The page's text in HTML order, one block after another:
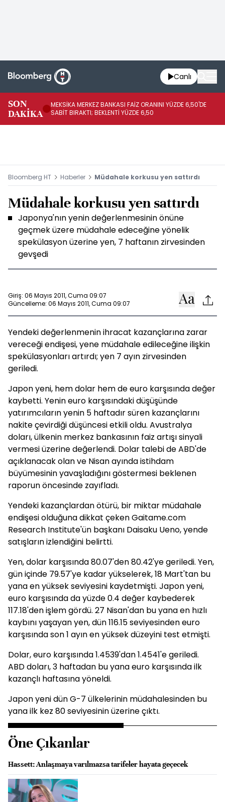
Canlı
SON
DAKİKA
MEKSİKA MERKEZ BANKASI FAİZ ORANINI YÜZDE 6,50'DE
SABİT BIRAKTI; BEKLENTİ YÜZDE 6,50
Bloomberg HT Haberler Müdahale korkusu yen sattırdı
Müdahale korkusu yen sattırdı
Japonya'nın yenin değerlenmesinin önüne
geçmek üzere müdahale edeceğine yönelik
spekülasyon üzerine yen, 7 haftanın zirvesinden
gevşedi
Giriş: 06 Mayıs 2011, Cuma 09:07
Güncelleme: 06 Mayıs 2011, Cuma 09:07
Yendeki değerlenmenin ihracat kazançlarına zarar
vereceği endişesi, yene müdahale edileceğine ilişkin
spekülasyonları artırdı; yen 7 ayın zirvesinden
geriledi.
Japon yeni, hem dolar hem de euro karşısında değer
kaybetti. Yenin euro karşısındaki düşüşünde
yatırımcıların yenin 5 haftadır süren kazançlarını
nakite çevirdiği düşüncesi etkili oldu. Avustralya
doları, ülkenin merkez bankasının faiz artışı sinyali
vermesi üzerine değerlendi. Dolar talebi de ABD'de
açıklanacak olan ve Nisan ayında istihdam
büyümesinin yavaşladığını göstermesi beklenen
raporun öncesinde zayıfladı.
Yendeki kazançlardan ötürü, bir miktar müdahale
endişesi olduğuna dikkat çeken Gaitame.com
Research Institute'ün başkanı Daisaku Ueno, yende
satışların izlendiğini belirtti.
Yen, dolar karşısında 80.07'den 80.42'ye geriledi. Yen,
gün içinde 79.57'ye kadar yükselerek, 18 Mart'tan bu
yana en yüksek seviyesini kaydetmişti. Japon yeni,
euro karşısında da yüzde 0.4 değer kaybederek
117.18'den işlem gördü. 27 Nisan'dan bu yana en hızlı
kaybını yaşayan yen, dün 116.15 seviyesinden euro
karşısında son 1 ayın en yüksek düzeyini test etmişti.
Dolar, euro karşısında 1.4539'dan 1.4541'e geriledi.
ABD doları, 3 haftadan bu yana euro karşısında ilk
kazançlı haftasına yöneldi.
Japon yeni dün G-7 ülkelerinin müdahalesinden bu
yana ilk kez 80 seviyesinin üzerine çıktı.
Öne Çıkanlar
Hassett: Anlaşmaya varılmazsa tarifeler hayata geçecek